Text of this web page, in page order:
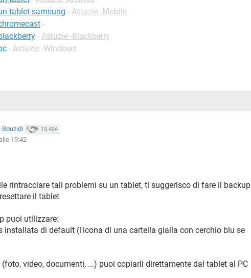
tablet samsung - Astuzie -Mobile
-
- Astuzie -Blackberry
- Astuzie -Windows
Bouzidi 15.404
19:42
rintracciare tali problemi su un tablet, ti suggerisco di fare il backup
il tablet
puoi utilizzare:
installata di default (l'icona di una cartella gialla con cerchio blu se
video, documenti, ...) puoi copiarli direttamente dal tablet al PC